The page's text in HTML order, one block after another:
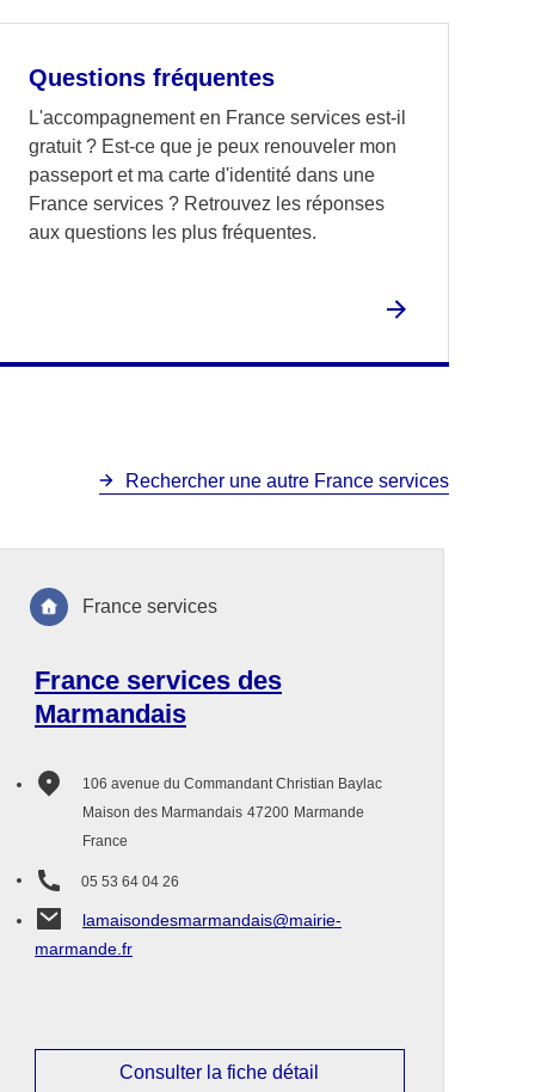
Questions fréquentes
L'accompagnement en France services est-il
gratuit ? Est-ce que je peux renouveler mon
passeport et ma carte d'identité dans une
France services ? Retrouvez les réponses
aux questions les plus fréquentes.
Rechercher une autre France services
France services des
Marmandais
106 avenue du Commandant Christian Baylac
Maison des Marmandais 47200 Marmande
France
05 53 64 04 26
lamaisondesmarmandais@mairie-
marmande.fr
France services
Consulter la fiche détail